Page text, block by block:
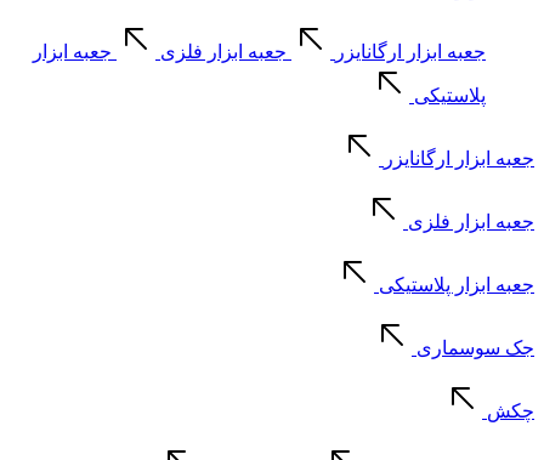
جعبه ابزار ارگانایزر جعبه ابزار فلزی جعبه ابزار
پلاستیکی
جعبه ابزار ارگانایزر
جعبه ابزار فلزی
جعبه ابزار پلاستیکی
جک سوسماری
چکش